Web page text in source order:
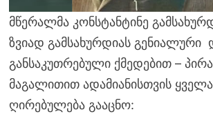
მწერალმა კონსტანტინე
ზვიად გამსახურდიას გენიალური
განსაკუთრებული ქმედებით –
მაგალითით ადამიანისთვის
ღირებულება გააცნო: